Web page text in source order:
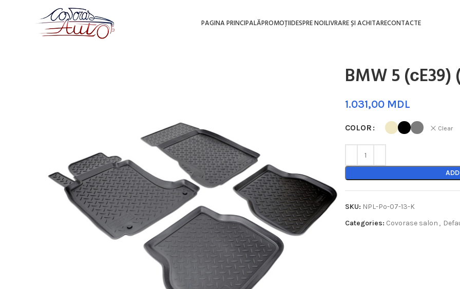
PAGINA PRINCIPALĂPROMOȚIIDESPRE NOILIVRARE ȘI ACHITARECONTACTE
BMW 5 (сE39)
MDL
COLOR Clear
SKU: NPL-Po-07-13-K
Categories: Covorase salon ,